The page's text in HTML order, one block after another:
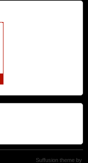
Suffusion theme by